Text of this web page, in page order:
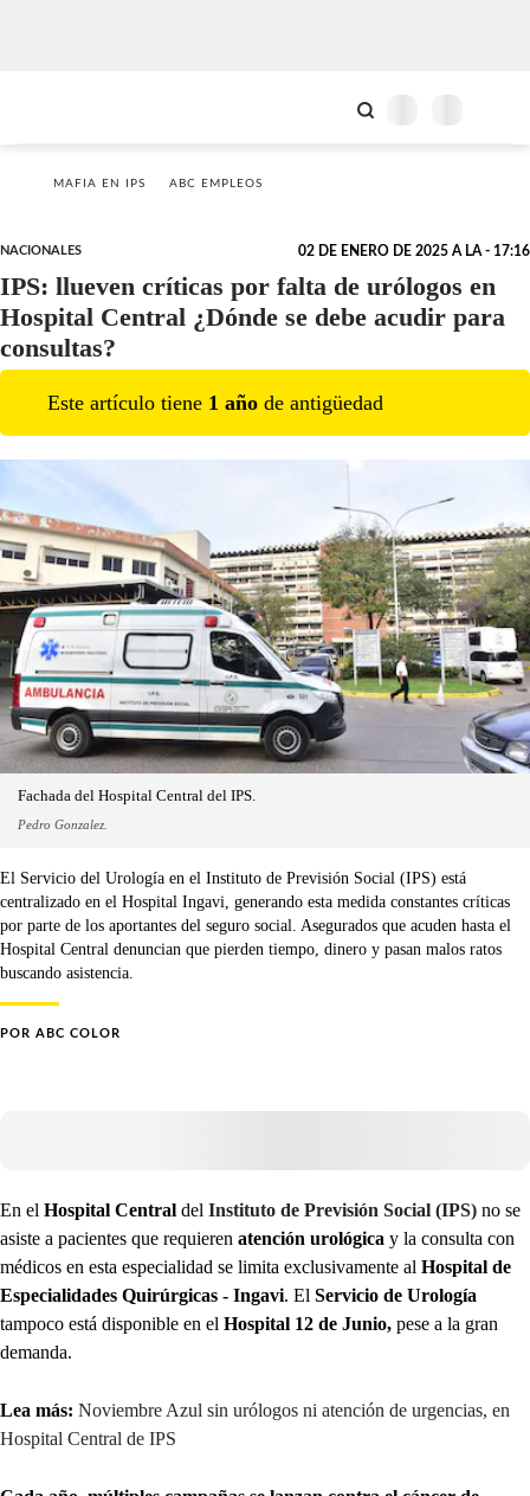
MAFIA EN IPS ABC EMPLEOS
NACIONALES 02 DE ENERO DE 2025 A LA - 17:16
IPS: llueven críticas por falta de urólogos en
Hospital Central ¿Dónde se debe acudir para
consultas?
Este artículo tiene 1 año de antigüedad
Fachada del Hospital Central del IPS.
Pedro Gonzalez.
El Servicio del Urología en el Instituto de Previsión Social (IPS) está
centralizado en el Hospital Ingavi, generando esta medida constantes críticas
por parte de los aportantes del seguro social. Asegurados que acuden hasta el
Hospital Central denuncian que pierden tiempo, dinero y pasan malos ratos
buscando asistencia.
POR ABC COLOR
En el Hospital Central del Instituto de Previsión Social (IPS) no se
asiste a pacientes que requieren atención urológica y la consulta con
médicos en esta especialidad se limita exclusivamente al Hospital de
Especialidades Quirúrgicas - Ingavi. El Servicio de Urología
tampoco está disponible en el Hospital 12 de Junio, pese a la gran
demanda.
Lea más: Noviembre Azul sin urólogos ni atención de urgencias, en
Hospital Central de IPS